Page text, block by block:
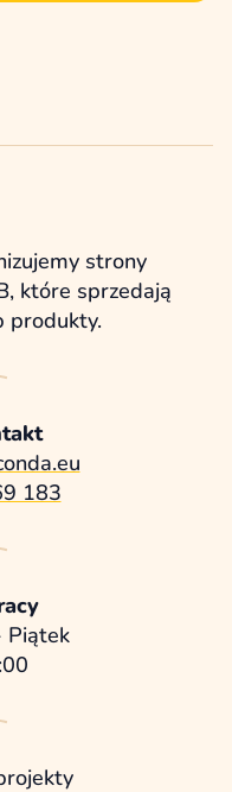
strony
które sprzedają
produkty.
183
Piątek